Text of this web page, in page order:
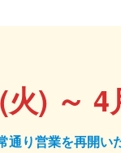
) ～ 4
り営業を再開い